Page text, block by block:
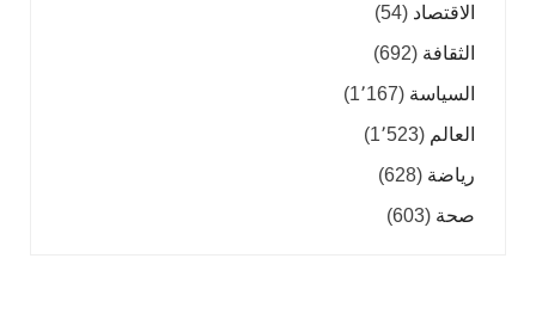
الاقتصاد (54)
الثقافة (692)
السياسة (1٬167)
العالم (1٬523)
رياضة (628)
صحة (603)